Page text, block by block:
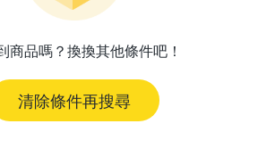
商品嗎？換換其他條件吧！
清除條件再搜尋